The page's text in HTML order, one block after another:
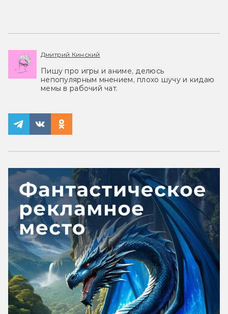
Дмитрий Кинский
Пишу про игры и аниме, делюсь
непопулярным мнением, плохо шучу и кидаю
мемы в рабочий чат.